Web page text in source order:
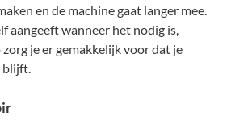
en de machine gaat langer mee.
aangeeft wanneer het nodig is,
je er gemakkelijk voor dat je
blijft.